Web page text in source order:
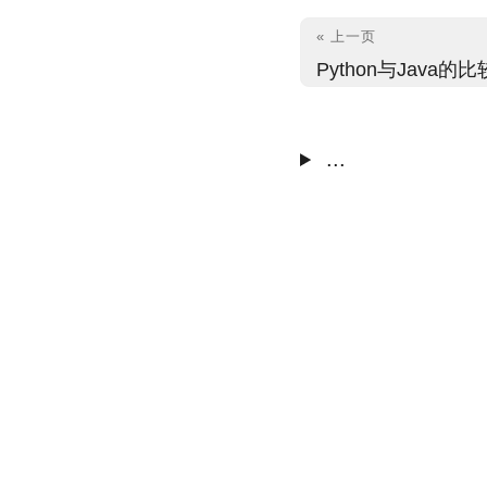
« 上一页
Python与Java的比
...